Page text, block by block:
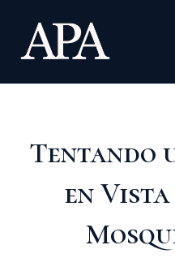
contenido
Tentando
en